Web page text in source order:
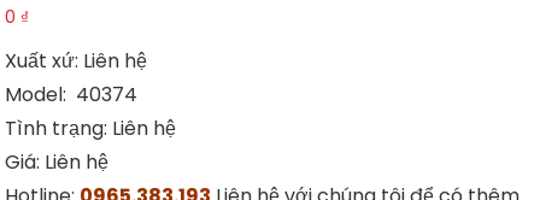
0 ₫
Xuất xứ: Liên hệ
Model: 40374
Tình trạng: Liên hệ
Giá: Liên hệ